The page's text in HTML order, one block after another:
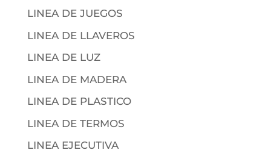
LINEA DE JUEGOS
LINEA DE LLAVEROS
LINEA DE LUZ
LINEA DE MADERA
LINEA DE PLASTICO
LINEA DE TERMOS
LINEA EJECUTIVA